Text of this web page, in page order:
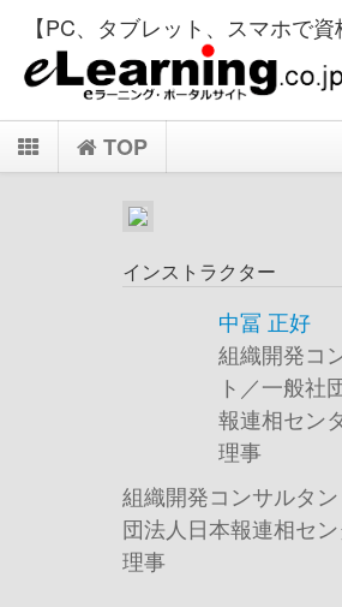
【PC、タブレット、スマホで
TOP
インストラクター
中冨 正好
組織開発コ
ト／一般社
報連相セン
理事
組織開発コンサルタ
団法人日本報連相セ
理事